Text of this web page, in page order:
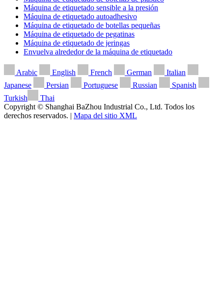
Máquina de etiquetado sensible a la presión
Máquina de etiquetado autoadhesivo
Máquina de etiquetado de botellas pequeñas
Máquina de etiquetado de pegatinas
Máquina de etiquetado de jeringas
Envuelva alrededor de la máquina de etiquetado
Arabic English French German
Italian
Japanese
Persian Portuguese Russian
Spanish
Turkish
Thai
Copyright © Shanghai BaZhou Industrial Co., Ltd. Todos los
derechos reservados. | Mapa del sitio XML